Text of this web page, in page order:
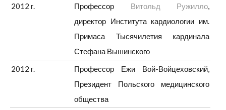
2012 г.
Профессор Витольд Ружилло,
директор Института кардиологии им.
Примаса Тысячилетия кардинала
Стефана Вышинского
2012 г.
Профессор Ежи Вой-Войцеховский,
Президент Польского медицинского
общества